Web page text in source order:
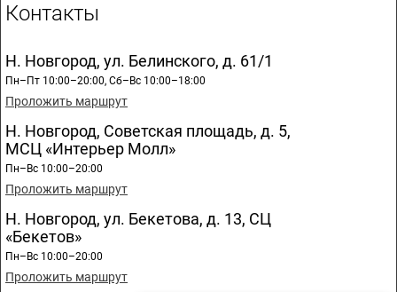
Контакты
Н. Новгород, ул. Белинского, д. 61/1
Пн–Пт 10:00–20:00, Сб–Вс 10:00–18:00
Проложить маршрут
Н. Новгород, Советская площадь, д. 5,
МСЦ «Интерьер Молл»
Пн–Вс 10:00–20:00
Проложить маршрут
Н. Новгород, ул. Бекетова, д. 13, СЦ
«Бекетов»
Пн–Вс 10:00–20:00
Проложить маршрут